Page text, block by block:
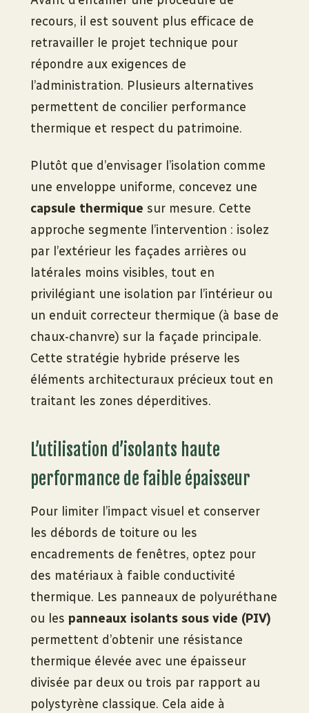
recours, il est souvent plus efficace de
retravailler le projet technique pour
répondre aux exigences de
l’administration. Plusieurs alternatives
permettent de concilier performance
thermique et respect du patrimoine.
Plutôt que d’envisager l’isolation comme
une enveloppe uniforme, concevez une
capsule thermique sur mesure. Cette
approche segmente l’intervention : isolez
par l’extérieur les façades arrières ou
latérales moins visibles, tout en
privilégiant une isolation par l’intérieur ou
un enduit correcteur thermique (à base de
chaux-chanvre) sur la façade principale.
Cette stratégie hybride préserve les
éléments architecturaux précieux tout en
traitant les zones déperditives.
L’utilisation d’isolants haute
performance de faible épaisseur
Pour limiter l’impact visuel et conserver
les débords de toiture ou les
encadrements de fenêtres, optez pour
des matériaux à faible conductivité
thermique. Les panneaux de polyuréthane
ou les panneaux isolants sous vide (PIV)
permettent d’obtenir une résistance
thermique élevée avec une épaisseur
divisée par deux ou trois par rapport au
polystyrène classique. Cela aide à